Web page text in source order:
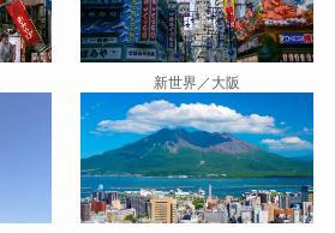
新世界／大阪